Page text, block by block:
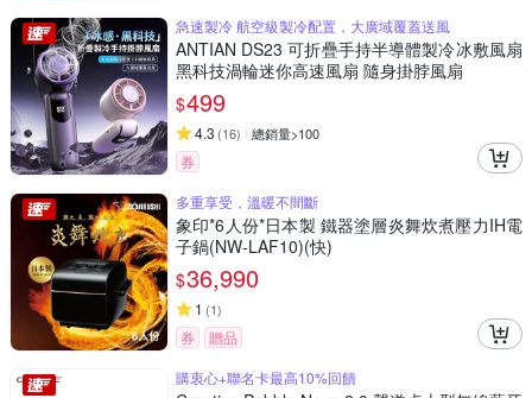
急速製冷 航空級製冷配置，大廣域覆蓋送風
ANTIAN DS23 可折疊手持半導體製冷冰敷風扇
黑科技渦輪迷你高速風扇 隨身掛脖風扇
$499
4.3 (16) 總銷量>100
券
多重享受，溫暖不間斷
象印*6人份*日本製 鐵器塗層炎舞炊煮壓力IH電
子鍋(NW-LAF10)(快)
$36,990
1 (1)
券
贈品
購衷心+聯名卡最高10%回饋